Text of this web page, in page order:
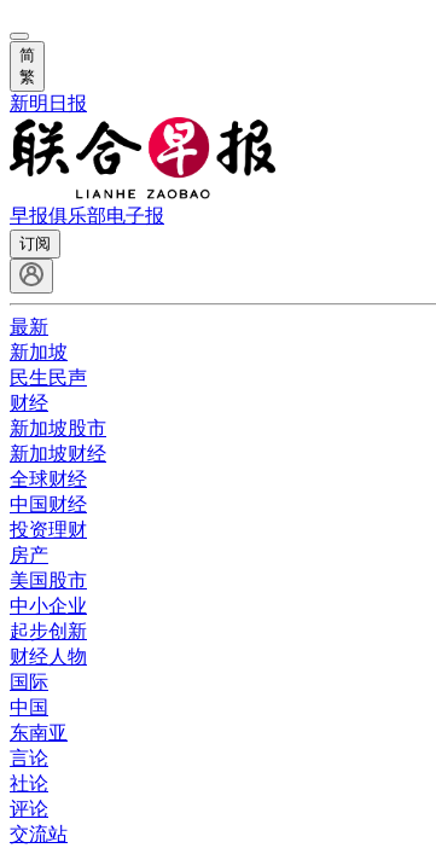
简
繁
新明日报
早报俱乐部电子报
订阅
最新
新加坡
民生民声
财经
新加坡股市
新加坡财经
全球财经
中国财经
投资理财
房产
美国股市
中小企业
起步创新
财经人物
国际
中国
东南亚
言论
社论
评论
交流站